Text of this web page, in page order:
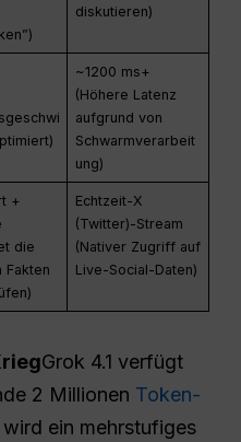
diskutieren)
~1200 ms+
(Höhere Latenz
aufgrund von
Schwarmverarbeit
ung)
+
die
Fakten
Echtzeit-X
(Twitter)-Stream
(Nativer Zugriff auf
Live-Social-Daten)
Grok 4.1 verfügt
2 Millionen Token-
wird ein mehrstufiges